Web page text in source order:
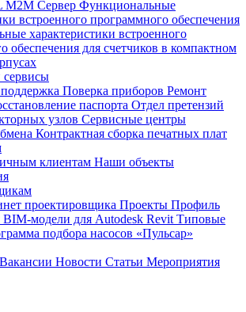
M2M Сервер Функциональные
встроенного программного обеспечения
характеристики встроенного
обеспечения для счетчиков в компактном
Поверка приборов Ремонт
паспорта Отдел претензий
узлов Сервисные центры
Контрактная сборка печатных плат
клиентам Наши объекты
проектировщика Проекты Профиль
BIM-модели для Autodesk Revit Типовые
подбора насосов «Пульсар»
Вакансии Новости Статьи Мероприятия